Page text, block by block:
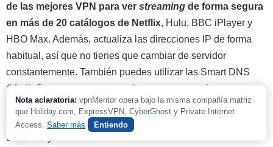
de las mejores VPN para ver streaming de forma segura
en más de 20 catálogos de Netflix, Hulu, BBC iPlayer y
HBO Max. Además, actualiza las direcciones IP de forma
habitual, así que no tienes que cambiar de servidor
constantemente. También puedes utilizar las Smart DNS
(MediaStreamer en este caso) para verstreamingen
plataformas de Estados Unidos y Reino Unido en
dispositivos incompatibles con las VPN, como algunas
smart TV y videoconsolas.
Nota aclaratoria: vpnMentor opera bajo la misma compañía matriz
que Holiday.com, ExpressVPN, CyberGhost y Private Internet
Access. Saber más Entiendo